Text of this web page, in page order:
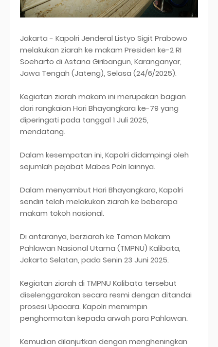
Jakarta - Kapolri Jenderal Listyo Sigit Prabowo
melakukan ziarah ke makam Presiden ke-2 RI
Soeharto di Astana Giribangun, Karanganyar,
Jawa Tengah (Jateng), Selasa (24/6/2025).
Kegiatan ziarah makam ini merupakan bagian
dari rangkaian Hari Bhayangkara ke-79 yang
diperingati pada tanggal 1 Juli 2025,
mendatang.
Dalam kesempatan ini, Kapolri didampingi oleh
sejumlah pejabat Mabes Polri lainnya.
Dalam menyambut Hari Bhayangkara, Kapolri
sendiri telah melakukan ziarah ke beberapa
makam tokoh nasional.
Di antaranya, berziarah ke Taman Makam
Pahlawan Nasional Utama (TMPNU) Kalibata,
Jakarta Selatan, pada Senin 23 Juni 2025.
Kegiatan ziarah di TMPNU Kalibata tersebut
diselenggarakan secara resmi dengan ditandai
prosesi Upacara. Kapolri memimpin
penghormatan kepada arwah para Pahlawan.
Kemudian dilanjutkan dengan mengheningkan